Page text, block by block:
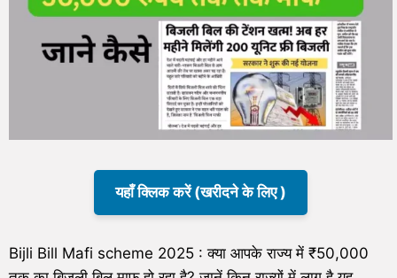
यहाँ क्लिक करें (खरीदने के लिए )
Bijli Bill Mafi scheme 2025 : क्या आपके राज्य में ₹50,000